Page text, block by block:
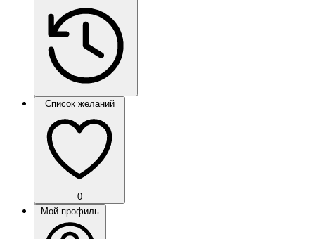
Список желаний
0
Мой профиль